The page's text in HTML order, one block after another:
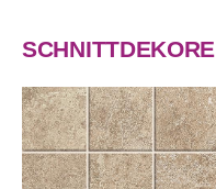
SCHNITTDEKORE